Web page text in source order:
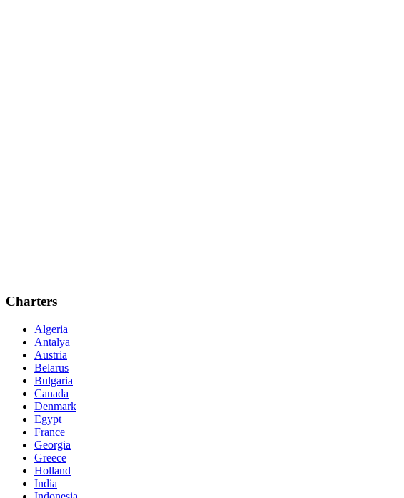
Charters
Algeria
Antalya
Austria
Belarus
Bulgaria
Canada
Denmark
Egypt
France
Georgia
Greece
Holland
India